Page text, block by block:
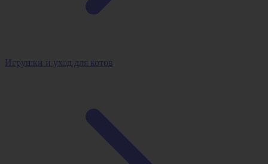
Игрушки и уход для котов